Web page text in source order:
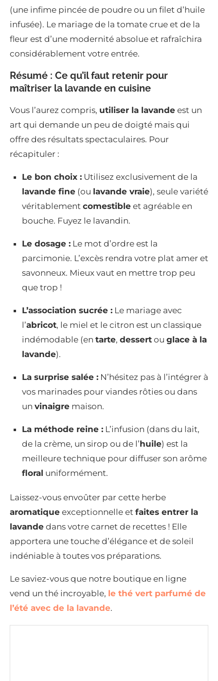
(une infime pincée de poudre ou un filet d’huile
infusée). Le mariage de la tomate crue et de la
fleur est d’une modernité absolue et rafraîchira
considérablement votre entrée.
Résumé : Ce qu’il faut retenir pour
maîtriser la lavande en cuisine
Vous l’aurez compris, utiliser la lavande est un
art qui demande un peu de doigté mais qui
offre des résultats spectaculaires. Pour
récapituler :
Le bon choix : Utilisez exclusivement de la
lavande fine (ou lavande vraie), seule variété
véritablement comestible et agréable en
bouche. Fuyez le lavandin.
Le dosage : Le mot d’ordre est la
parcimonie. L’excès rendra votre plat amer et
savonneux. Mieux vaut en mettre trop peu
que trop !
L’association sucrée : Le mariage avec
l’abricot, le miel et le citron est un classique
indémodable (en tarte, dessert ou glace à la
lavande).
La surprise salée : N’hésitez pas à l’intégrer à
vos marinades pour viandes rôties ou dans
un vinaigre maison.
La méthode reine : L’infusion (dans du lait,
de la crème, un sirop ou de l’huile) est la
meilleure technique pour diffuser son arôme
floral uniformément.
Laissez-vous envoûter par cette herbe
aromatique exceptionnelle et faites entrer la
lavande dans votre carnet de recettes ! Elle
apportera une touche d’élégance et de soleil
indéniable à toutes vos préparations.
Le saviez-vous que notre boutique en ligne
vend un thé incroyable, le thé vert parfumé de
l’été avec de la lavande.